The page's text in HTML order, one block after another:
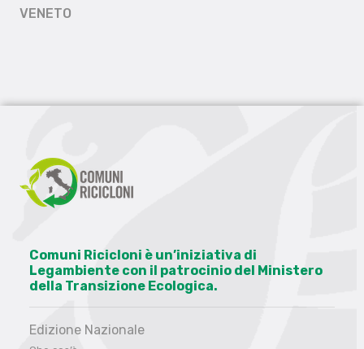
VENETO
Comuni Ricicloni è un’iniziativa di
Legambiente con il patrocinio del Ministero
della Transizione Ecologica.
Edizione Nazionale